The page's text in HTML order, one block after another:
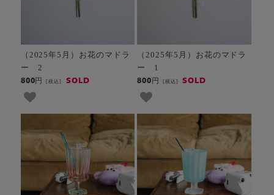
（2025年5月）お花のマドラ
ー 2
800円[税込] SOLD
（2025年5月）お花のマドラ
ー 1
800円 [税込] SOLD